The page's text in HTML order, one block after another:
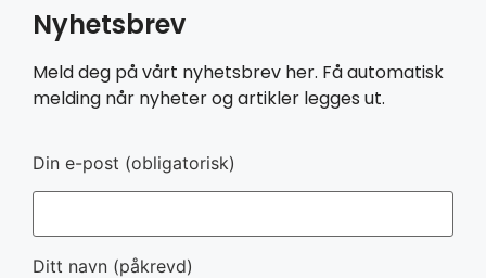
Nyhetsbrev
Meld deg på vårt nyhetsbrev her. Få automatisk
melding når nyheter og artikler legges ut.
Din e-post (obligatorisk)
Ditt navn (påkrevd)